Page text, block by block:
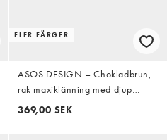
FLER FÄRGER
ASOS DESIGN – Chokladbrun,
rak maxiklänning med djup
halsringning
369,00 SEK